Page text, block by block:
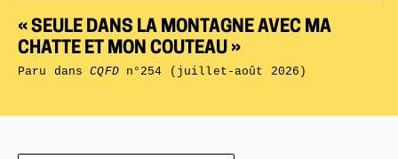
« SEULE DANS LA MONTAGNE AVEC MA
CHATTE ET MON COUTEAU »
Paru dansCQFDn°254 (juillet-août 2026)